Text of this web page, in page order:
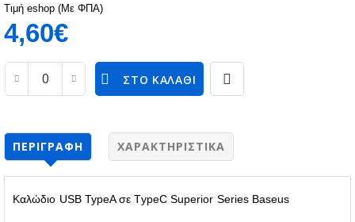
Τιμή eshop (Με ΦΠΑ)
4,60€
ΣΤΟ ΚΑΛΆΘΙ
ΠΕΡΙΓΡΑΦΉ ΧΑΡΑΚΤΗΡΙΣΤΙΚΆ
Καλώδιο USB TypeA σε TypeC Superior Series Baseus